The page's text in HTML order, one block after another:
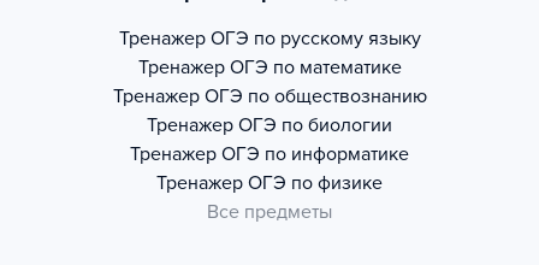
Тренажер ОГЭ по русскому языку
Тренажер ОГЭ по математике
Тренажер ОГЭ по обществознанию
Тренажер ОГЭ по биологии
Тренажер ОГЭ по информатике
Тренажер ОГЭ по физике
Все предметы